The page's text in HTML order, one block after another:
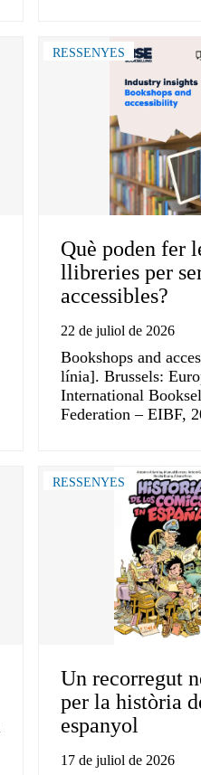
RESSENYES
Què poden fer
llibreries per
accessibles?
22 de juliol de 2026
Bookshops and
línia]. Brussels:
International
Federation – EIBF,
RESSENYES
Un recorregut
per la història
espanyol
17 de juliol de 2026